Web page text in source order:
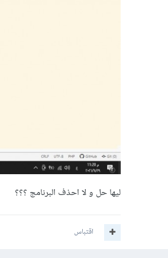
ليها حل و لا احذف البرنامج ؟؟؟
اقتباس